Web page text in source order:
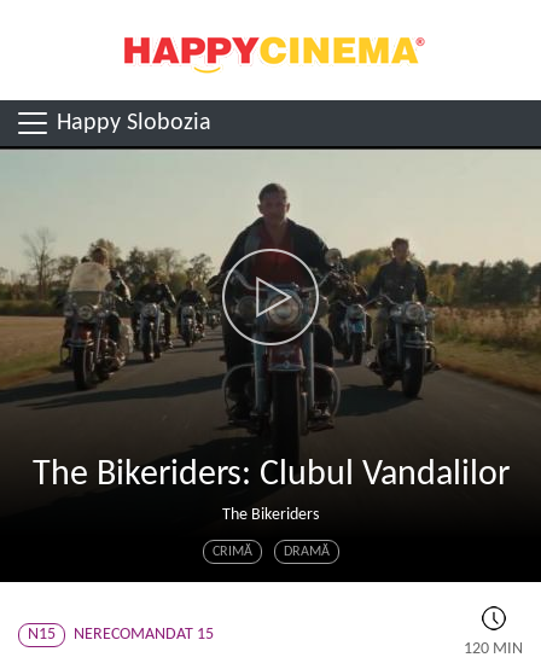
Happy Slobozia
The Bikeriders: Clubul Vandalilor
The Bikeriders
CRIMĂ DRAMĂ
N15
NERECOMANDAT 15
120 MIN